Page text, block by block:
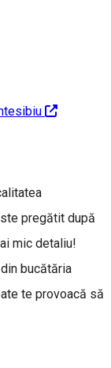
pregătit după
mic detaliu!
bucătăria
te provoacă să